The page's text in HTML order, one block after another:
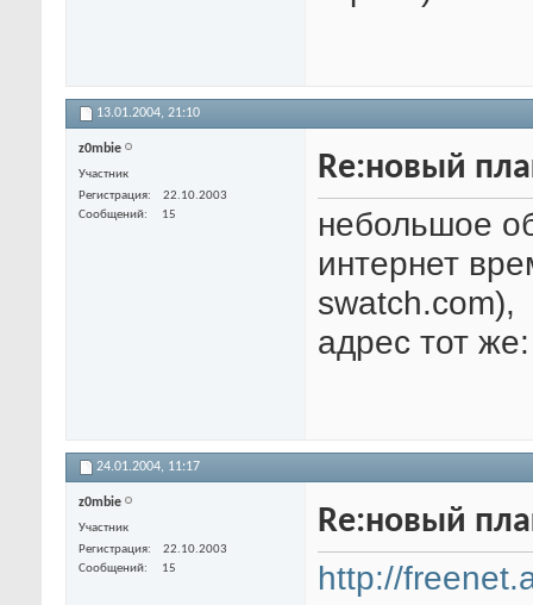
13.01.2004, 21:10
z0mbie
Участник
Регистрация
22.10.2003
Сообщений
15
Re:новый
небольшое
интернет
swatch.com),
адрес тот
24.01.2004, 11:17
z0mbie
Участник
Регистрация
22.10.2003
Сообщений
15
Re:новый
http://